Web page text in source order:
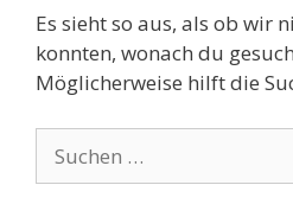
Es sieht so aus, als ob wir
konnten, wonach du
Möglicherweise hilft die
nach: